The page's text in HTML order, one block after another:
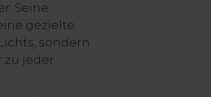
Seine
gezielte
sondern
zu jeder